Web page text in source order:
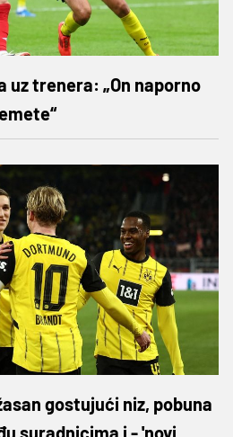
uz trenera: „On naporno
gostujući niz, pobuna
suradnicima i - 'novi